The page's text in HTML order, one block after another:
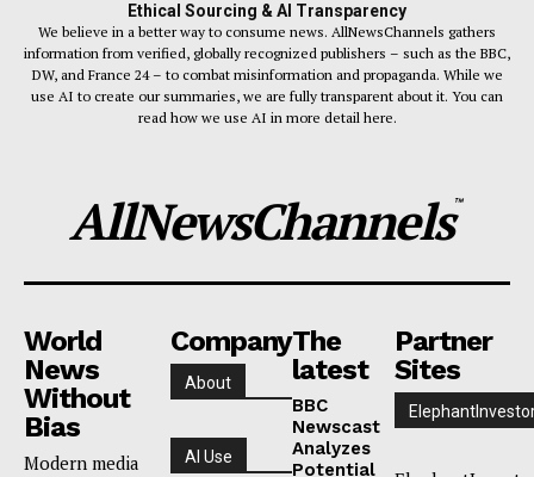
Ethical Sourcing & AI Transparency
We believe in a better way to consume news. AllNewsChannels gathers
information from verified, globally recognized publishers – such as the BBC,
DW, and France 24 – to combat misinformation and propaganda. While we
use AI to create our summaries, we are fully transparent about it. You can
read how we use AI in more detail here.
AllNewsChannels™
World
News
Without
Bias
Modern media
Company
About
AI Use
The
latest
BBC
Newscast
Analyzes
Potential
Partner
Sites